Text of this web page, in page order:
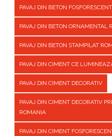
PAVAJ DIN BETON
PAVAJ DIN BETON ORNAMENTAL
PAVAJ DIN BETON STAMPILAT
PAVAJ DIN CIMENT CE
PAVAJ DIN CIMENT DECORATIV
PAVAJ DIN CIMENT DECORATIV
ROMANIA
PAVAJ DIN CIMENT